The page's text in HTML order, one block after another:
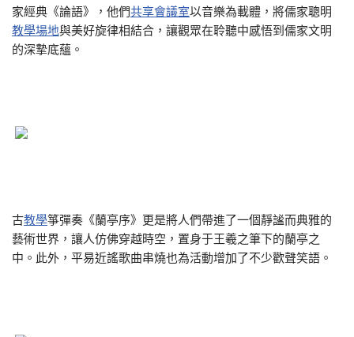
家經典《論語》，他們共享會議室以音樂為載體，將儒家聰明
教學場地與美好旋律相結合，讓觀眾在聆聽中感悟到儒家文明
的深摯底蘊。
古教學箏彈奏《蘭亭序》更是將人們帶進了一個靜謐而典雅的
藝術世界，讓人仿佛穿越時空，置身于王羲之筆下的蘭亭之
中。此外，平易近謠歌曲串燒也為活動增加了不少歡聲笑語。